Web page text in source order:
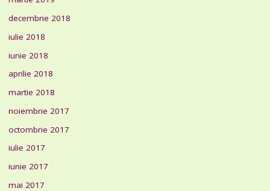
decembrie 2018
iulie 2018
iunie 2018
aprilie 2018
martie 2018
noiembrie 2017
octombrie 2017
iulie 2017
iunie 2017
mai 2017